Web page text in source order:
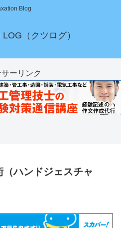
Blog
（クツログ）
ーリンク
ハンドジェスチャ